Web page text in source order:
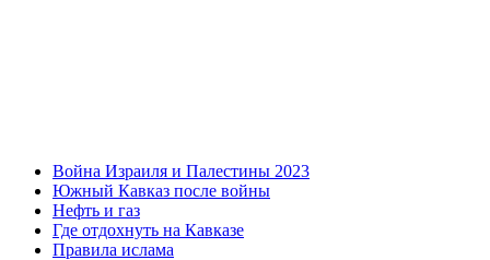
Война Израиля и Палестины 2023
Южный Кавказ после войны
Нефть и газ
Где отдохнуть на Кавказе
Правила ислама